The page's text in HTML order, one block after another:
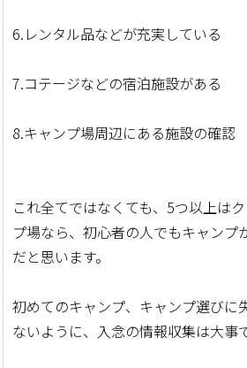
6.レンタル品などが充実している
7.コテージなどの宿泊施設がある
8.キャンプ場周辺にある施設の確認
これ全てではなくても、5つ以上は
プ場なら、初心者の人でもキャンプ
だと思います。
初めてのキャンプ、キャンプ選びに
ないように、入念の情報収集は大事